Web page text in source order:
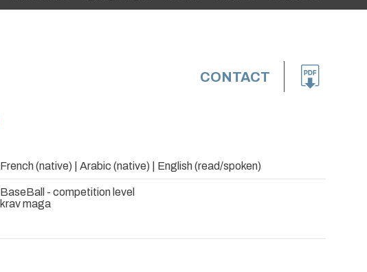
CONTACT
French (native) | Arabic (native) | English (read/spoken)
BaseBall - competition level
krav maga